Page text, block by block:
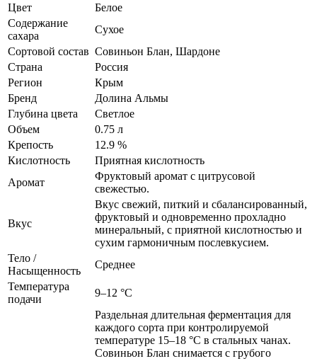
Цвет
Белое
Содержание
сахара
Сухое
Сортовой состав Совиньон Блан, Шардоне
Страна
Россия
Регион
Крым
Бренд
Долина Альмы
Глубина цвета
Светлое
Объем
0.75 л
Крепость
12.9 %
Кислотность
Приятная кислотность
Аромат
Фруктовый аромат с цитрусовой
свежестью.
Вкус
Вкус свежий, питкий и сбалансированный,
фруктовый и одновременно прохладно
минеральный, с приятной кислотностью и
сухим гармоничным послевкусием.
Тело /
Насыщенность
Среднее
Температура
подачи
9–12 °С
Раздельная длительная ферментация для
каждого сорта при контролируемой
температуре 15–18 °С в стальных чанах.
Совиньон Блан снимается с грубого